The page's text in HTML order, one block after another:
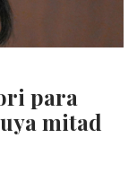
para
mitad